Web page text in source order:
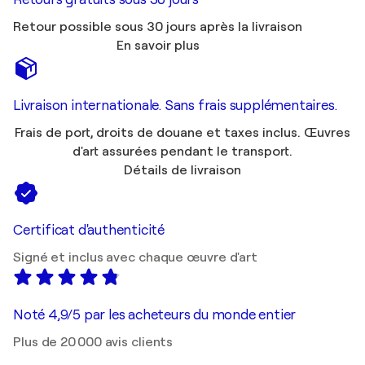
Retour possible sous 30 jours après la livraison
En savoir plus
Livraison internationale. Sans frais supplémentaires.
Frais de port, droits de douane et taxes inclus. Œuvres
d'art assurées pendant le transport.
Détails de livraison
Certificat d'authenticité
Signé et inclus avec chaque œuvre d'art
Noté 4,9/5 par les acheteurs du monde entier
Plus de 20 000 avis clients